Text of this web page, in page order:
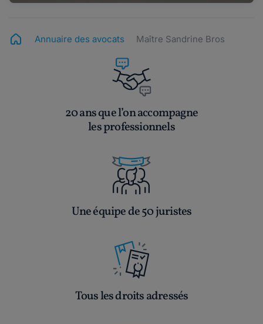
Annuaire des avocats Maître Sandrine Bros
20 ans que l’on accompagne
les professionnels
Une équipe de 50 juristes
Tous les droits adressés